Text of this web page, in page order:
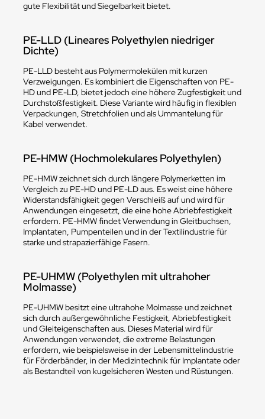
gute Flexibilität und Siegelbarkeit bietet.
PE-LLD (Lineares Polyethylen niedriger
Dichte)
PE-LLD besteht aus Polymermolekülen mit kurzen
Verzweigungen. Es kombiniert die Eigenschaften von PE-
HD und PE-LD, bietet jedoch eine höhere Zugfestigkeit und
Durchstoßfestigkeit. Diese Variante wird häufig in flexiblen
Verpackungen, Stretchfolien und als Ummantelung für
Kabel verwendet.
PE-HMW (Hochmolekulares Polyethylen)
PE-HMW zeichnet sich durch längere Polymerketten im
Vergleich zu PE-HD und PE-LD aus. Es weist eine höhere
Widerstandsfähigkeit gegen Verschleiß auf und wird für
Anwendungen eingesetzt, die eine hohe Abriebfestigkeit
erfordern. PE-HMW findet Verwendung in Gleitbuchsen,
Implantaten, Pumpenteilen und in der Textilindustrie für
starke und strapazierfähige Fasern.
PE-UHMW (Polyethylen mit ultrahoher
Molmasse)
PE-UHMW besitzt eine ultrahohe Molmasse und zeichnet
sich durch außergewöhnliche Festigkeit, Abriebfestigkeit
und Gleiteigenschaften aus. Dieses Material wird für
Anwendungen verwendet, die extreme Belastungen
erfordern, wie beispielsweise in der Lebensmittelindustrie
für Förderbänder, in der Medizintechnik für Implantate oder
als Bestandteil von kugelsicheren Westen und Rüstungen.